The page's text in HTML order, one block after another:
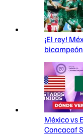
¡El rey!
México vs
Concacaf